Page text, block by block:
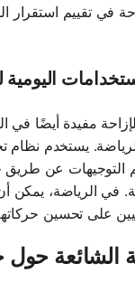
في تقييم استقرار
مفيدة أيضًا في
يستخدم نظام
في الرياضة، يمكن
الشائعة حول